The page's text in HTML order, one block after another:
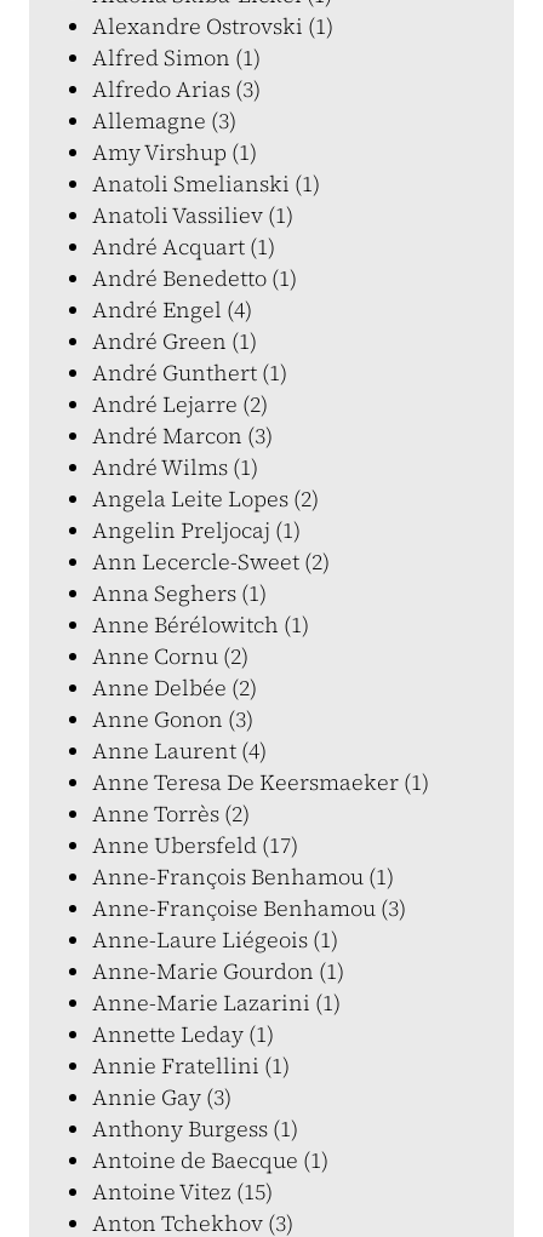
Alexandre Ostrovski (1)
Alfred Simon (1)
Alfredo Arias (3)
Allemagne (3)
Amy Virshup (1)
Anatoli Smelianski (1)
Anatoli Vassiliev (1)
André Acquart (1)
André Benedetto (1)
André Engel (4)
André Green (1)
André Gunthert (1)
André Lejarre (2)
André Marcon (3)
André Wilms (1)
Angela Leite Lopes (2)
Angelin Preljocaj (1)
Ann Lecercle-Sweet (2)
Anna Seghers (1)
Anne Bérélowitch (1)
Anne Cornu (2)
Anne Delbée (2)
Anne Gonon (3)
Anne Laurent (4)
Anne Teresa De Keersmaeker (1)
Anne Torrès (2)
Anne Ubersfeld (17)
Anne-François Benhamou (1)
Anne-Françoise Benhamou (3)
Anne-Laure Liégeois (1)
Anne-Marie Gourdon (1)
Anne-Marie Lazarini (1)
Annette Leday (1)
Annie Fratellini (1)
Annie Gay (3)
Anthony Burgess (1)
Antoine de Baecque (1)
Antoine Vitez (15)
Anton Tchekhov (3)